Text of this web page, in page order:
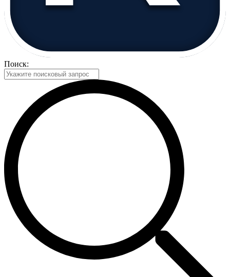
Поиск: